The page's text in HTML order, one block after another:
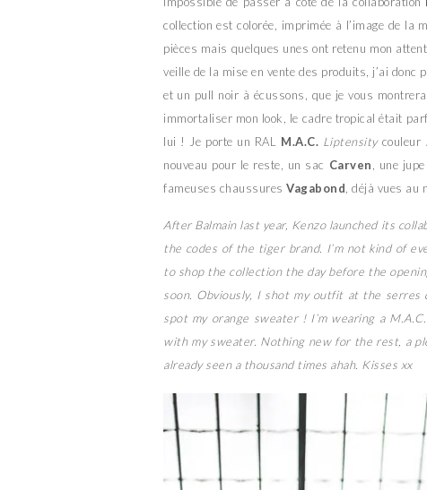
collection est colorée, imprimée à l’image de
pièces mais quelques unes ont retenu mon
veille de la mise en vente des produits, j’ai donc
et un pull noir à écussons, que je vous
immortaliser mon look, le cadre tropical était
lui ! Je porte un RAL M.A.C. Liptensity couleur
nouveau pour le reste, un sac Carven , une
fameuses chaussures Vagabond , déjà vues
After Balmain last year, Kenzo launched its
the codes of the tiger brand. I’m not kind of
to shop the collection the day before the
soon. Obviously, I shot my outfit at the serres
spot my orange sweater ! I’m wearing a
with my sweater. Nothing new for the rest, a
already seen a thousand times ahah. Kisses xx